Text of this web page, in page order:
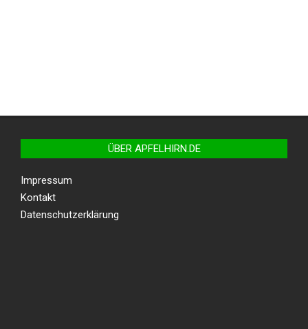
ÜBER APFELHIRN.DE
Impressum
Kontakt
Datenschutzerklärung